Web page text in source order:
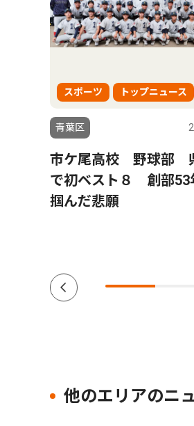
スポーツ トップニュース
青葉区
市ケ尾高校 野球部
で初ベスト８ 創部53
掴んだ悲願
他のエリアのニ